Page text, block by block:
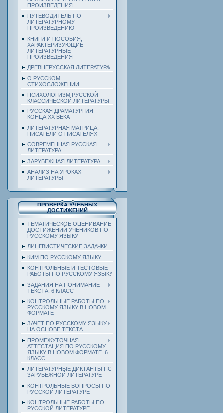
ПРОИЗВЕДЕНИЯ
ПУТЕВОДИТЕЛЬ ПО
ЛИТЕРАТУРНОМУ
ПРОИЗВЕДЕНИЮ
КНИГИ И ПОСОБИЯ,
ХАРАКТЕРИЗУЮЩИЕ
ЛИТЕРАТУРНЫЕ
ПРОИЗВЕДЕНИЯ
ДРЕВНЕРУССКАЯ ЛИТЕРАТУРА
О РУССКОМ
СТИХОСЛОЖЕНИИ
ПСИХОЛОГИЗМ РУССКОЙ
КЛАССИЧЕСКОЙ ЛИТЕРАТУРЫ
РУССКАЯ ДРАМАТУРГИЯ
КОНЦА ХХ ВЕКА
ЛИТЕРАТУРНАЯ МАТРИЦА.
ПИСАТЕЛИ О ПИСАТЕЛЯХ
СОВРЕМЕННАЯ РУССКАЯ
ЛИТЕРАТУРА
ЗАРУБЕЖНАЯ ЛИТЕРАТУРА
АНАЛИЗ НА УРОКАХ
ЛИТЕРАТУРЫ
ПРОВЕРКА УЧЕБНЫХ
ДОСТИЖЕНИЙ
ТЕМАТИЧЕСКОЕ ОЦЕНИВАНИЕ
ДОСТИЖЕНИЙ УЧЕНИКОВ ПО
РУССКОМУ ЯЗЫКУ
ЛИНГВИСТИЧЕСКИЕ ЗАДАЧКИ
КИМ ПО РУССКОМУ ЯЗЫКУ
КОНТРОЛЬНЫЕ И ТЕСТОВЫЕ
РАБОТЫ ПО РУССКОМУ ЯЗЫКУ
ЗАДАНИЯ НА ПОНИМАНИЕ
ТЕКСТА. 6 КЛАСС
КОНТРОЛЬНЫЕ РАБОТЫ ПО
РУССКОМУ ЯЗЫКУ В НОВОМ
ФОРМАТЕ
ЗАЧЕТ ПО РУССКОМУ ЯЗЫКУ
НА ОСНОВЕ ТЕКСТА
ПРОМЕЖУТОЧНАЯ
АТТЕСТАЦИЯ ПО РУССКОМУ
ЯЗЫКУ В НОВОМ ФОРМАТЕ. 6
КЛАСС
ЛИТЕРАТУРНЫЕ ДИКТАНТЫ ПО
ЗАРУБЕЖНОЙ ЛИТЕРАТУРЕ
КОНТРОЛЬНЫЕ ВОПРОСЫ ПО
РУССКОЙ ЛИТЕРАТУРЕ
КОНТРОЛЬНЫЕ РАБОТЫ ПО
РУССКОЙ ЛИТЕРАТУРЕ